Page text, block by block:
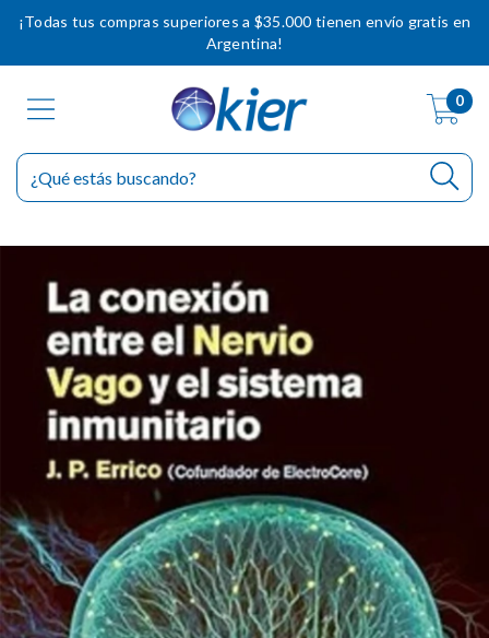
¡Todas tus compras superiores a $35.000 tienen envío gratis en
Argentina!
0